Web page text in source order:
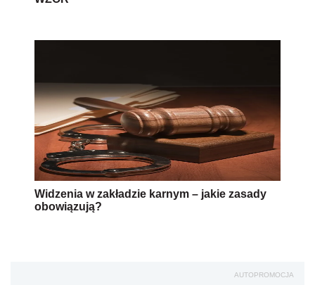
Widzenia w zakładzie karnym – jakie zasady
obowiązują?
AUTOPROMOCJA